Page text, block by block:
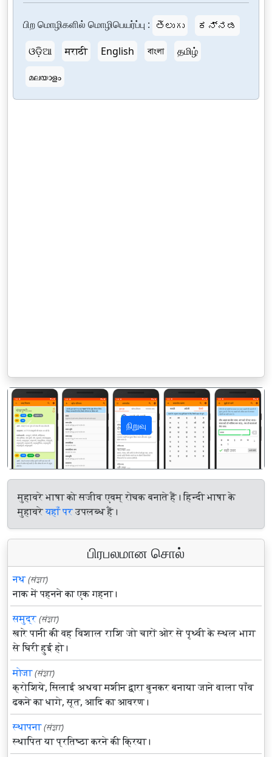
பிற மொழிகளில் மொழிபெயர்ப்பு : తెలుగు
ಕನ್ನಡ
ଓଡ଼ିଆ
मराठी English বাংলা
தமிழ்
മലയാളം
நிறுவு
पिछला अगला
मुहावरे भाषा को सजीव एवम् रोचक बनाते हैं। हिन्दी भाषा के
मुहावरेयहाँ परउपलब्ध हैं।
பிரபலமான சொல்
नथ (संज्ञा)
नाक में पहनने का एक गहना।
समुद्र (संज्ञा)
खारे पानी की वह विशाल राशि जो चारों ओर से पृथ्वी के स्थल भाग
से घिरी हुई हो।
मोजा (संज्ञा)
क्रोशिये, सिलाई अथवा मशीन द्वारा बुनकर बनाया जाने वाला पाँव
ढकने का धागे, सूत, आदि का आवरण।
स्थापना (संज्ञा)
स्थापित या प्रतिष्ठा करने की क्रिया।